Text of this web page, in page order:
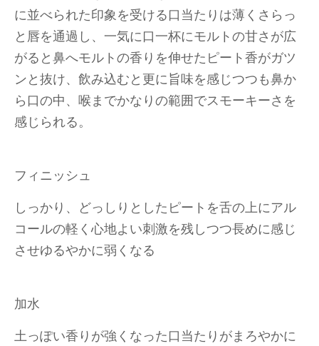
に並べられた印象を受ける口当たりは薄くさらっ
と唇を通過し、一気に口一杯にモルトの甘さが広
がると鼻へモルトの香りを伸せたピート香がガツ
ンと抜け、飲み込むと更に旨味を感じつつも鼻か
ら口の中、喉までかなりの範囲でスモーキーさを
感じられる。
フィニッシュ
しっかり、どっしりとしたピートを舌の上にアル
コールの軽く心地よい刺激を残しつつ長めに感じ
させゆるやかに弱くなる
加水
土っぽい香りが強くなった口当たりがまろやかに